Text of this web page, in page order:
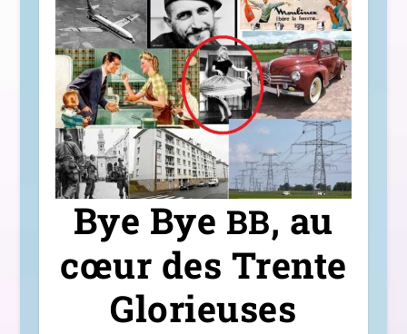
Bye Bye BB, au
cœur des Trente
Glorieuses